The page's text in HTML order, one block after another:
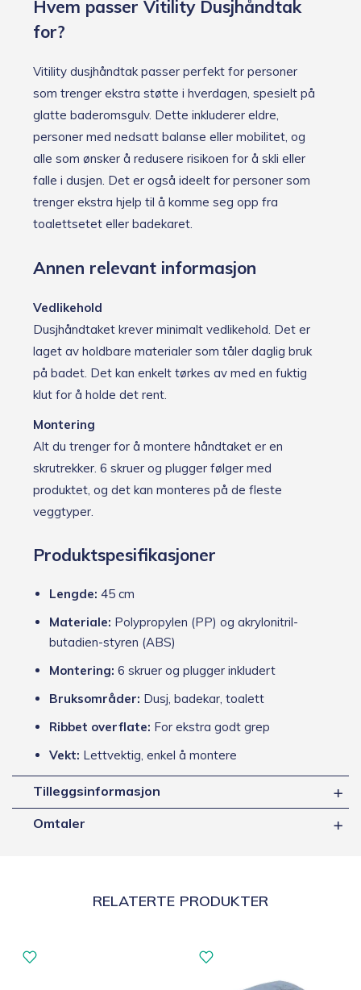
Hvem passer Vitility Dusjhåndtak
for?
Vitility dusjhåndtak passer perfekt for personer
som trenger ekstra støtte i hverdagen, spesielt på
glatte baderomsgulv. Dette inkluderer eldre,
personer med nedsatt balanse eller mobilitet, og
alle som ønsker å redusere risikoen for å skli eller
falle i dusjen. Det er også ideelt for personer som
trenger ekstra hjelp til å komme seg opp fra
toalettsetet eller badekaret.
Annen relevant informasjon
Vedlikehold
Dusjhåndtaket krever minimalt vedlikehold. Det er
laget av holdbare materialer som tåler daglig bruk
på badet. Det kan enkelt tørkes av med en fuktig
klut for å holde det rent.
Montering
Alt du trenger for å montere håndtaket er en
skrutrekker. 6 skruer og plugger følger med
produktet, og det kan monteres på de fleste
veggtyper.
Produktspesifikasjoner
Lengde: 45 cm
Materiale: Polypropylen (PP) og akrylonitril-
butadien-styren (ABS)
Montering: 6 skruer og plugger inkludert
Bruksområder: Dusj, badekar, toalett
Ribbet overflate: For ekstra godt grep
Vekt: Lettvektig, enkel å montere
Tilleggsinformasjon
Omtaler
RELATERTE PRODUKTER